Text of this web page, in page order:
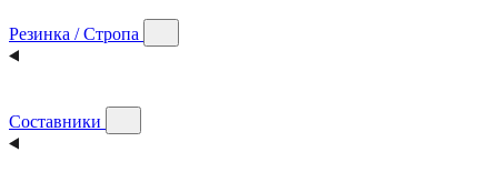
Резинка / Стропа
Составники